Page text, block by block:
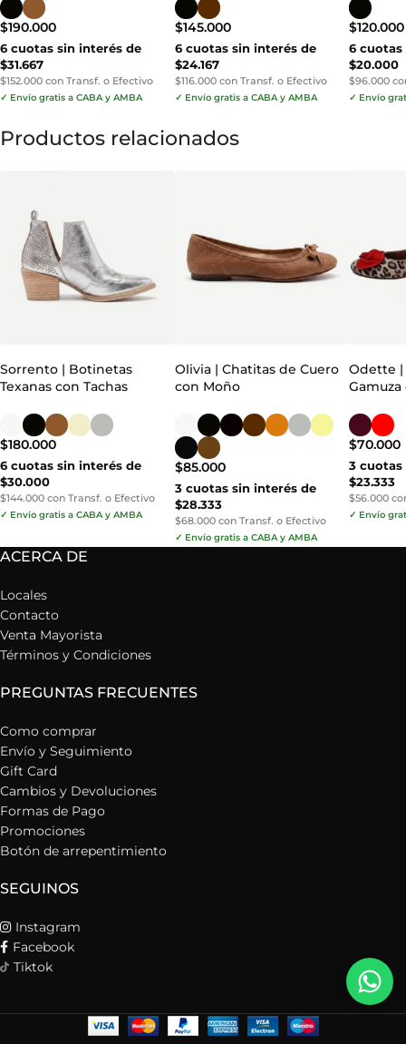
$190.000
6 cuotas sin interés de
$31.667
$152.000 con Transf. o Efectivo
✓ Envío gratis a CABA y AMBA
$145.000
6 cuotas sin interés de
$24.167
$116.000 con Transf. o Efectivo
✓ Envío gratis a CABA y AMBA
$120.000
6 cuotas
$20.000
$96.000
✓ Envío
Productos relacionados
Sorrento | Botinetas
Texanas con Tachas
$180.000
6 cuotas sin interés de
$30.000
$144.000 con Transf. o Efectivo
✓ Envío gratis a CABA y AMBA
Olivia | Chatitas de Cuero
con Moño
$85.000
3 cuotas sin interés de
$28.333
$68.000 con Transf. o Efectivo
✓ Envío gratis a CABA y AMBA
Odette |
$70.000
3 cuotas
$23.333
$56.000
✓ Envío
ACERCA DE
Locales
Contacto
Venta Mayorista
Términos y Condiciones
PREGUNTAS FRECUENTES
Como comprar
Envío y Seguimiento
Gift Card
Cambios y Devoluciones
Formas de Pago
Promociones
Botón de arrepentimiento
SEGUINOS
Instagram
Facebook
Tiktok